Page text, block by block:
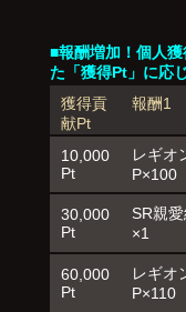
■報酬増加！個人
た「獲得Pt」に応
獲得貢
献Pt
報酬1
10,000
Pt
レギオ
P×100
30,000
Pt
SR親
×1
60,000
Pt
レギオ
P×110